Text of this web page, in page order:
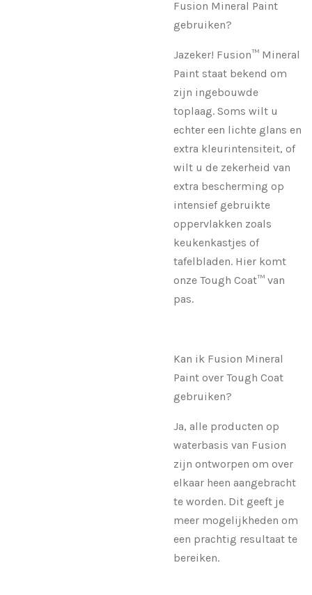
Fusion Mineral Paint
gebruiken?
Jazeker! Fusion™ Mineral
Paint staat bekend om
zijn ingebouwde
toplaag. Soms wilt u
echter een lichte glans en
extra kleurintensiteit, of
wilt u de zekerheid van
extra bescherming op
intensief gebruikte
oppervlakken zoals
keukenkastjes of
tafelbladen. Hier komt
onze Tough Coat™ van
pas.
Kan ik Fusion Mineral
Paint over Tough Coat
gebruiken?
Ja, alle producten op
waterbasis van Fusion
zijn ontworpen om over
elkaar heen aangebracht
te worden. Dit geeft je
meer mogelijkheden om
een ​​prachtig resultaat te
bereiken.